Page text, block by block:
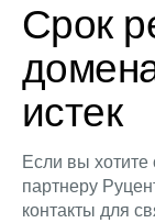
Срок
истек
Если вы хотите
партнеру
контакты для